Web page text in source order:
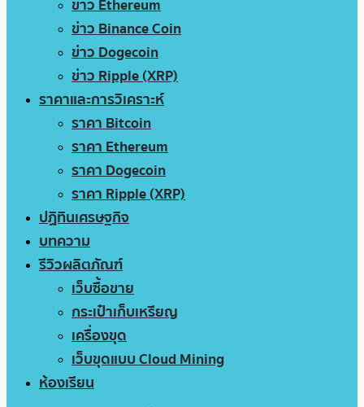
ข่าว Ethereum
ข่าว Binance Coin
ข่าว Dogecoin
ข่าว Ripple (XRP)
ราคาและการวิเคราะห์
ราคา Bitcoin
ราคา Ethereum
ราคา Dogecoin
ราคา Ripple (XRP)
ปฏิทินเศรษฐกิจ
บทความ
รีวิวผลิตภัณฑ์
เว็บซื้อขาย
กระเป๋าเก็บเหรียญ
เครื่องขุด
เว็บขุดแบบ Cloud Mining
ห้องเรียน